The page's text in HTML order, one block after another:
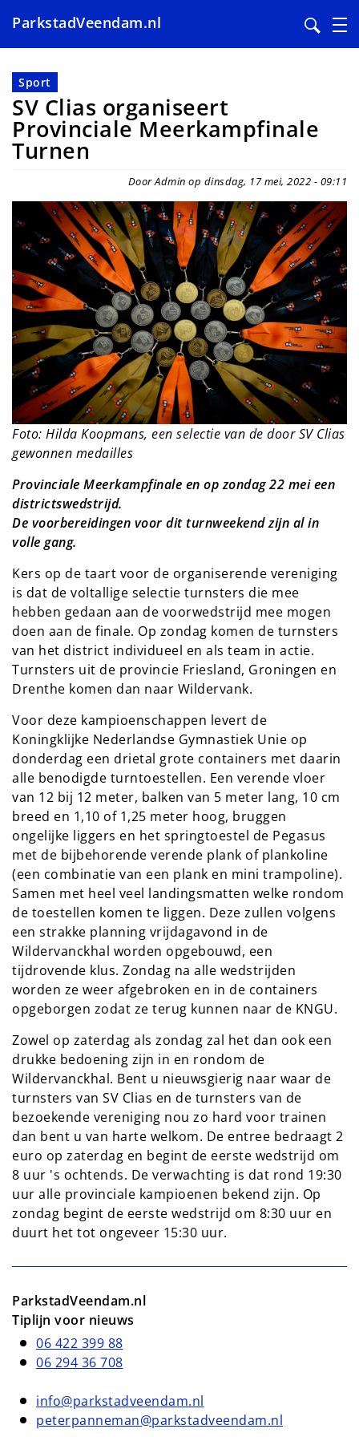
en
naar
de
inhoud
gaan
ParkstadVeendam.nl
Sport
SV Clias organiseert
Provinciale Meerkampfinale
Turnen
Door Admin op dinsdag, 17 mei, 2022 - 09:11
Foto: Hilda Koopmans, een selectie van de door SV Clias
gewonnen medailles
Provinciale Meerkampfinale en op zondag 22 mei een
districtswedstrijd.
De voorbereidingen voor dit turnweekend zijn al in
volle gang.
Kers op de taart voor de organiserende vereniging
is dat de voltallige selectie turnsters die mee
hebben gedaan aan de voorwedstrijd mee mogen
doen aan de finale. Op zondag komen de turnsters
van het district individueel en als team in actie.
Turnsters uit de provincie Friesland, Groningen en
Drenthe komen dan naar Wildervank.
Voor deze kampioenschappen levert de
Koningklijke Nederlandse Gymnastiek Unie op
donderdag een drietal grote containers met daarin
alle benodigde turntoestellen. Een verende vloer
van 12 bij 12 meter, balken van 5 meter lang, 10 cm
breed en 1,10 of 1,25 meter hoog, bruggen
ongelijke liggers en het springtoestel de Pegasus
met de bijbehorende verende plank of plankoline
(een combinatie van een plank en mini trampoline).
Samen met heel veel landingsmatten welke rondom
de toestellen komen te liggen. Deze zullen volgens
een strakke planning vrijdagavond in de
Wildervanckhal worden opgebouwd, een
tijdrovende klus. Zondag na alle wedstrijden
worden ze weer afgebroken en in de containers
opgeborgen zodat ze terug kunnen naar de KNGU.
Zowel op zaterdag als zondag zal het dan ook een
drukke bedoening zijn in en rondom de
Wildervanckhal. Bent u nieuwsgierig naar waar de
turnsters van SV Clias en de turnsters van de
bezoekende vereniging nou zo hard voor trainen
dan bent u van harte welkom. De entree bedraagt 2
euro op zaterdag en begint de eerste wedstrijd om
8 uur 's ochtends. De verwachting is dat rond 19:30
uur alle provinciale kampioenen bekend zijn. Op
zondag begint de eerste wedstrijd om 8:30 uur en
duurt het tot ongeveer 15:30 uur.
ParkstadVeendam.nl
Tiplijn voor nieuws
06 422 399 88
06 294 36 708
info@parkstadveendam.nl
peterpanneman@parkstadveendam.nl